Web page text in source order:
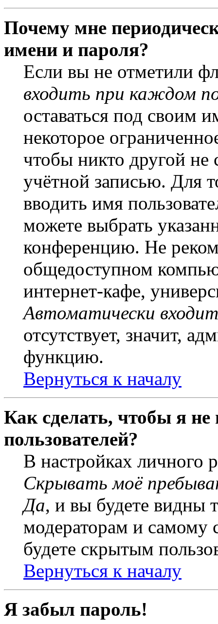
Почему мне
имени и пароля?
Если вы не отметили
входить при каждом
оставаться под своим
некоторое
чтобы никто другой не
учётной записью. Для
вводить имя
можете выбрать
конференцию. Не
общедоступном
интернет-кафе,
Автоматически
отсутствует, значит,
функцию.
Вернуться к началу
Как сделать, чтобы я
пользователей?
В настройках личного
Скрывать моё
Да, и вы будете видны
модераторам и самому
будете скрытым
Вернуться к началу
Я забыл пароль!